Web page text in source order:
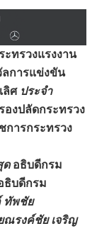
ทรวงแรงงาน
ลการแข่งขัน
ลิศประจำ
รองปลัดกระทรวง
การกระทรวง
ดอธิบดีกรม
ธิบดีกรม
ทัพชัย
ณรงค์ชัย เจริญ